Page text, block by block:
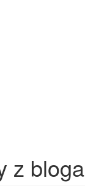
z bloga